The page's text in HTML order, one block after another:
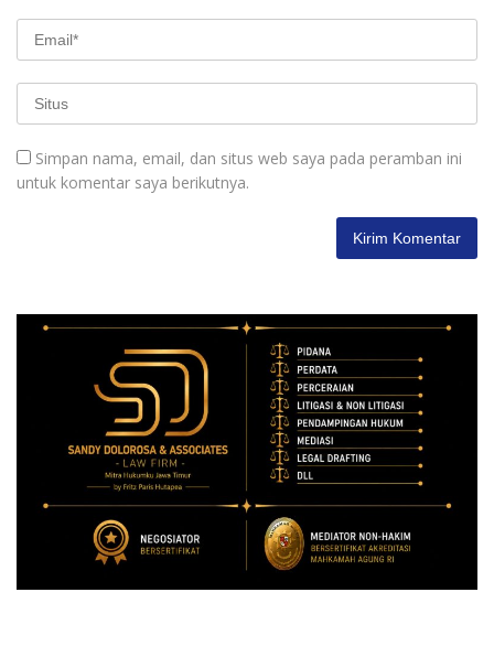
Simpan nama, email, dan situs web saya pada peramban ini
untuk komentar saya berikutnya.